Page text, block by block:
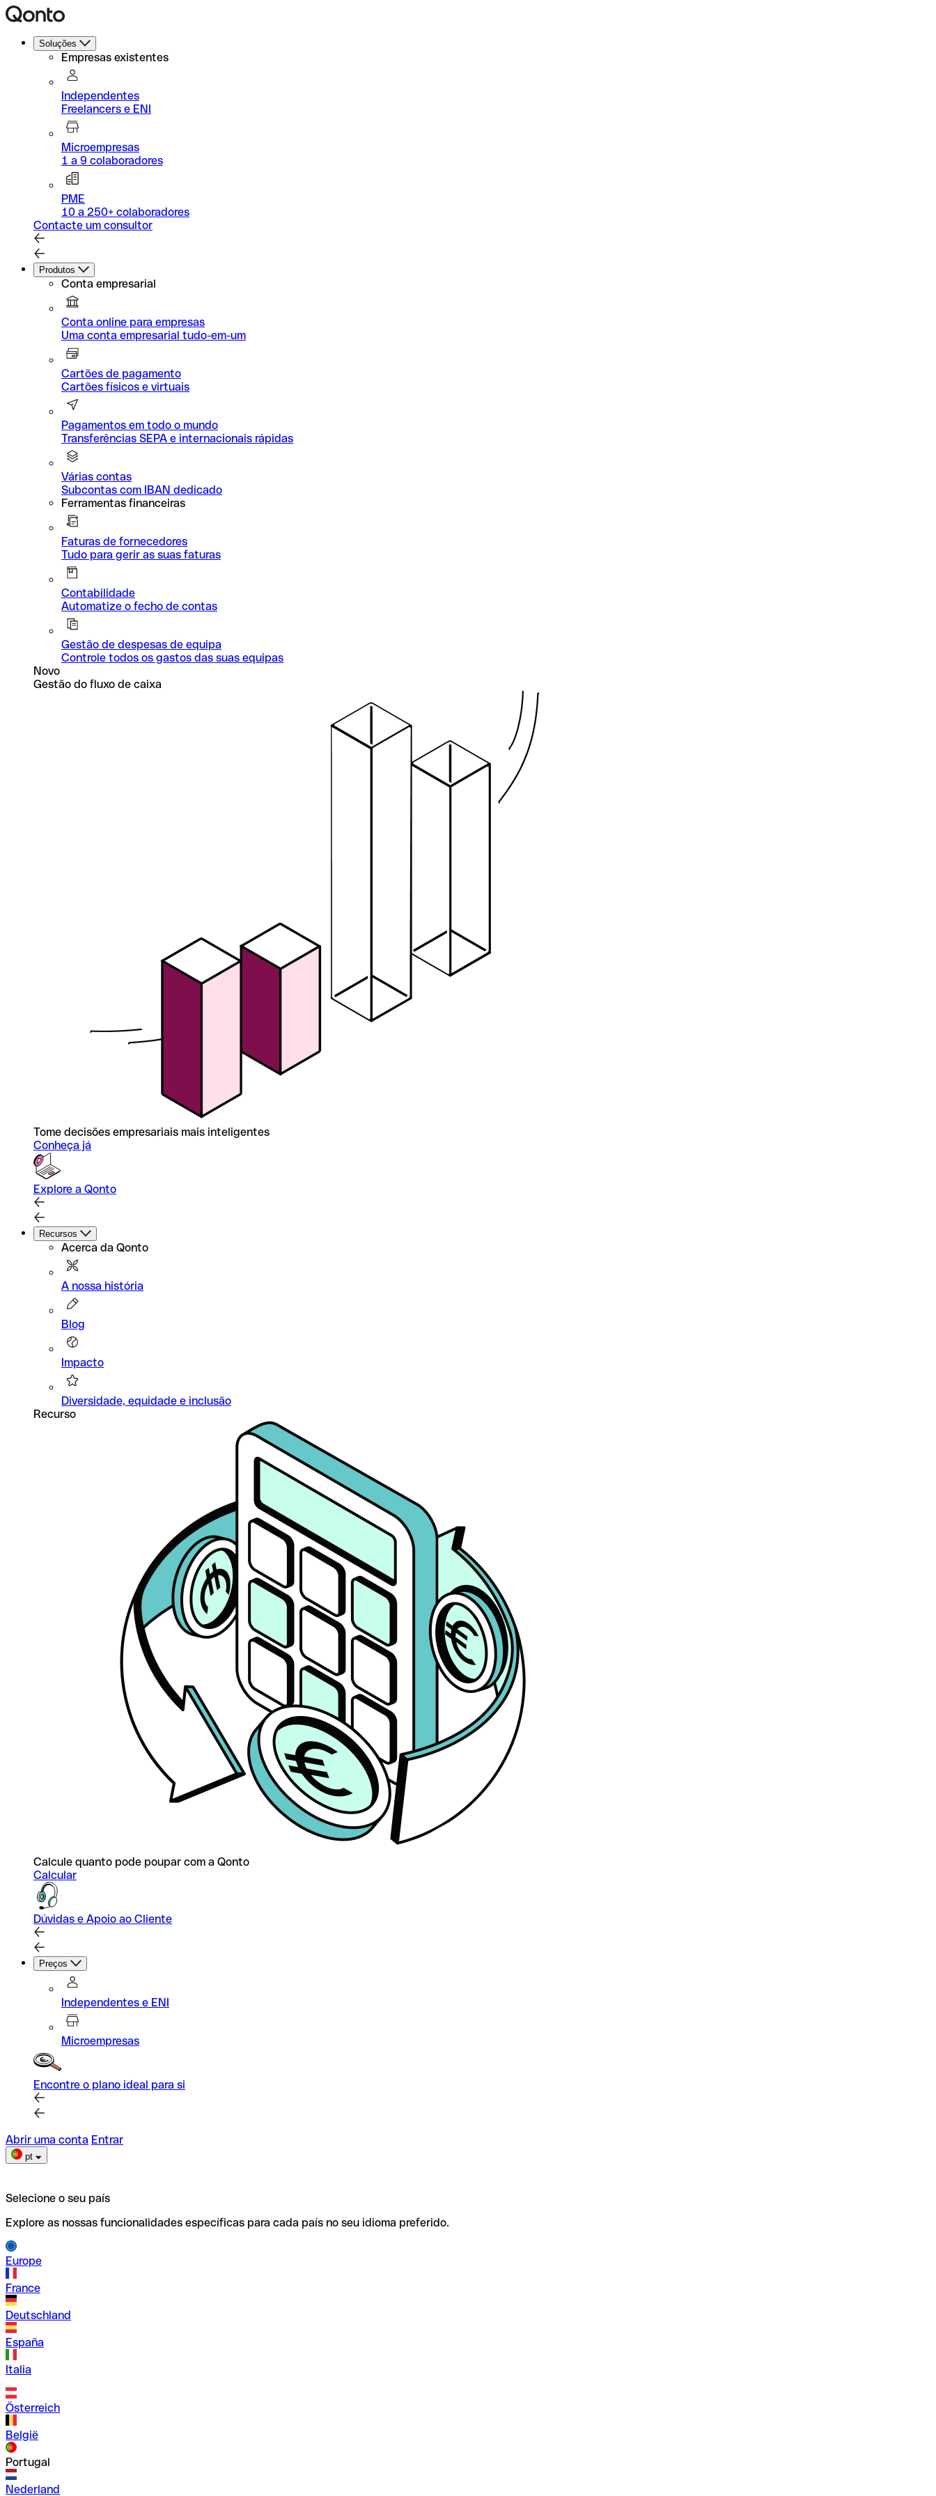
Soluções
Empresas existentes
Independentes
Freelancers e ENI
Microempresas
1 a 9 colaboradores
PME
10 a 250+ colaboradores
Contacte um consultor
Produtos
Conta empresarial
Conta online para empresas
Uma conta empresarial tudo-em-um
Cartões de pagamento
Cartões físicos e virtuais
Pagamentos em todo o mundo
Transferências SEPA e internacionais rápidas
Várias contas
Subcontas com IBAN dedicado
Ferramentas financeiras
Faturas de fornecedores
Tudo para gerir as suas faturas
Contabilidade
Automatize o fecho de contas
Gestão de despesas de equipa
Controle todos os gastos das suas equipas
Novo
Gestão do fluxo de caixa
Tome decisões empresariais mais inteligentes
Conheça já
Explore a Qonto
Recursos
Acerca da Qonto
A nossa história
Blog
Impacto
Diversidade, equidade e inclusão
Recurso
Calcule quanto pode poupar com a Qonto
Calcular
Dúvidas e Apoio ao Cliente
Preços
Independentes e ENI
Microempresas
Encontre o plano ideal para si
Abrir uma conta Entrar
pt
Selecione o seu país
Explore as nossas funcionalidades específicas para cada país no seu idioma preferido.
Europe
France
Deutschland
España
Italia
Österreich
België
Portugal
Nederland